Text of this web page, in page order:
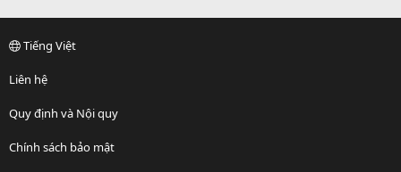
Tiếng Việt
Liên hệ
Quy định và Nội quy
Chính sách bảo mật